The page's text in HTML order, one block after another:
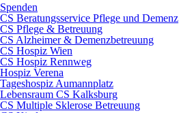
Spenden
CS Beratungsservice Pflege und Demenz
CS Pflege & Betreuung
CS Alzheimer & Demenzbetreuung
CS Hospiz Wien
CS Hospiz Rennweg
Hospiz Verena
Tageshospiz Aumannplatz
Lebensraum CS Kalksburg
CS Multiple Sklerose Betreuung